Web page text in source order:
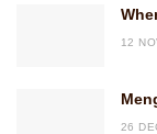
12
26